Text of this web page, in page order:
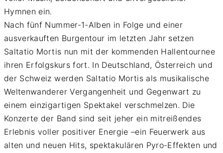
Hymnen ein.
Nach fünf Nummer-1-Alben in Folge und einer
ausverkauften Burgentour im letzten Jahr setzen
Saltatio Mortis nun mit der kommenden Hallentournee
ihren Erfolgskurs fort. In Deutschland, Österreich und
der Schweiz werden Saltatio Mortis als musikalische
Weltenwanderer Vergangenheit und Gegenwart zu
einem einzigartigen Spektakel verschmelzen. Die
Konzerte der Band sind seit jeher ein mitreißendes
Erlebnis voller positiver Energie –ein Feuerwerk aus
alten und neuen Hits, spektakulären Pyro-Effekten und